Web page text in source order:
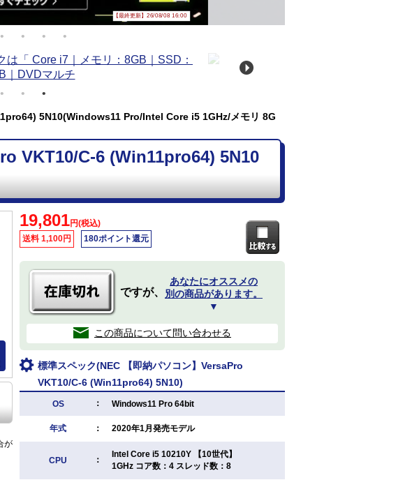
【最終更新】26/08/08 16:00
5N10(Windows11 Pro/Intel Core i5 1GHz/メモリ 8G
VKT10/C-6 (Win11pro64) 5N10
が
19,801円(税込)
送料 1,100円
180ポイント還元
ですが、
あなたにオススメの
別の商品があります。
▼
この商品について問い合わせる
標準スペック(NEC 【即納パソコン】VersaPro
VKT10/C-6 (Win11pro64) 5N10)
OS ： Windows11 Pro 64bit
年式 ： 2020年1月発売モデル
CPU ：
Intel Core i5 10210Y 【10世代】
1GHz コア数：4 スレッド数：8